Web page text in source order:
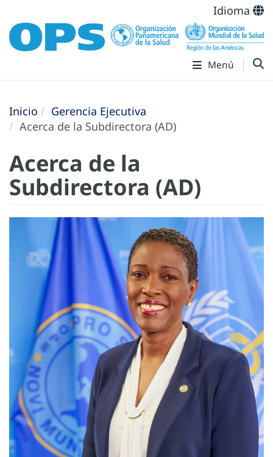
Idioma
Menú
Inicio
Gerencia Ejecutiva
Acerca de la Subdirectora (AD)
Acerca de la
Subdirectora (AD)